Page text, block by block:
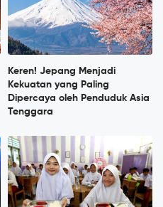
Keren! Jepang Menjadi
Kekuatan yang Paling
Dipercaya oleh Penduduk Asia
Tenggara